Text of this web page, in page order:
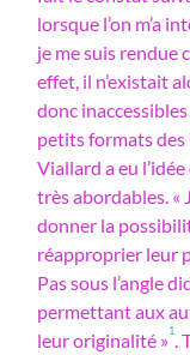
lorsque l’on m’a
je me suis rendue
effet, il n’existait
donc
petits formats
Viallard a eu
très abordables. «
donner la
réapproprier leur
Pas sous l’angle
permettant aux
leur originalité »1
.